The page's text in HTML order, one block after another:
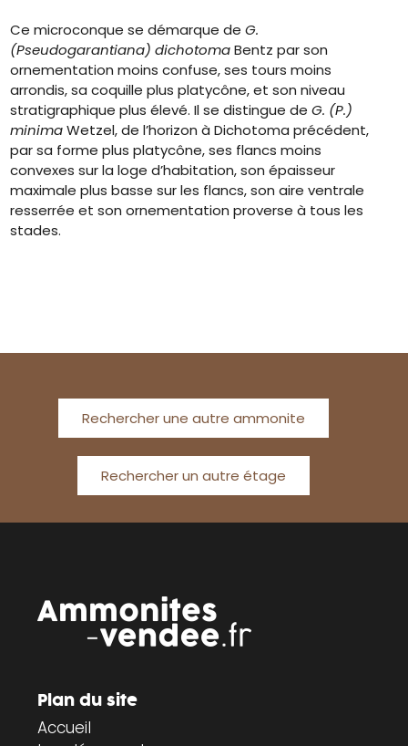
Ce microconque se démarque deG.
(Pseudogarantiana) dichotomaBentz par son
ornementation moins confuse, ses tours moins
arrondis, sa coquille plus platycône, et son niveau
stratigraphique plus élevé. Il se distingue deG. (P.)
minimaWetzel, de l’horizon à Dichotoma précédent,
par sa forme plus platycône, ses flancs moins
convexes sur la loge d’habitation, son épaisseur
maximale plus basse sur les flancs, son aire ventrale
resserrée et son ornementation proverse à tous les
stades.
Rechercher une autre ammonite
Rechercher un autre étage
Plan du site
Accueil